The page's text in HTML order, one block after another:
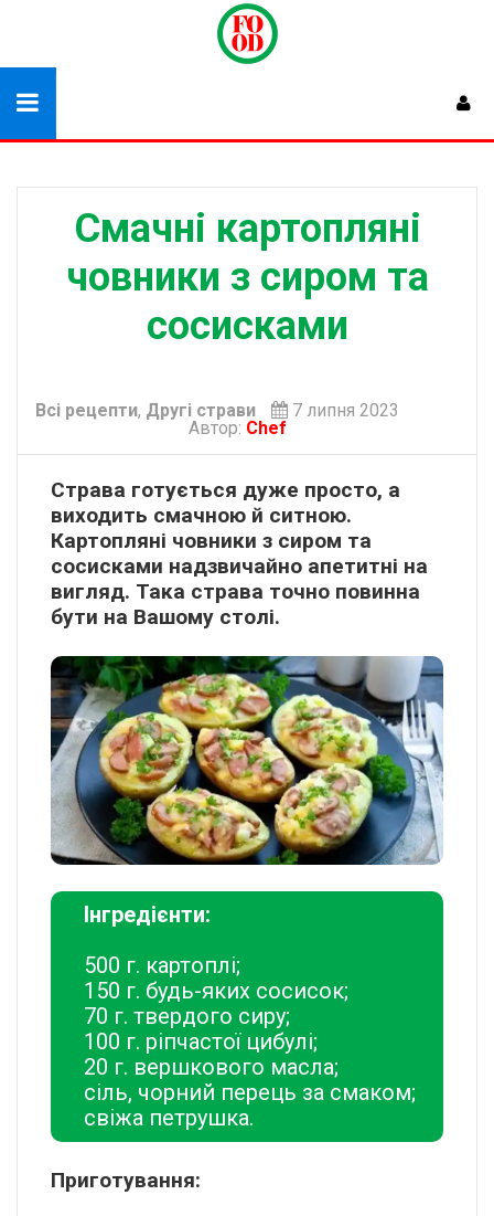
Смачні картопляні
човники з сиром та
сосисками
Всі рецепти, Другі страви
7 липня 2023
Автор: Chef
Страва готується дуже просто, а
виходить смачною й ситною.
Картопляні човники з сиром та
сосисками надзвичайно апетитні на
вигляд. Така страва точно повинна
бути на Вашому столі.
Інгредієнти:
500 г. картоплі;
150 г. будь-яких сосисок;
70 г. твердого сиру;
100 г. ріпчастої цибулі;
20 г. вершкового масла;
сіль, чорний перець за смаком;
свіжа петрушка.
Приготування: